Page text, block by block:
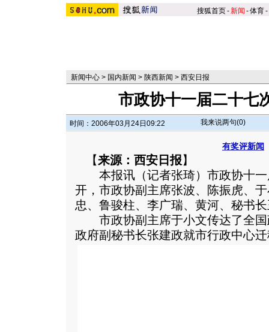
搜狐首页-新闻 -体育-
新闻中心 > 国内新闻 > 陕西新闻 > 西安日报
市政协十一届二十七
时间：2006年03月24日09:22 我来说两句(0)
有奖评新闻
【来源：西安日报】
本报讯（记者张琦）市政协十一
开，市政协副主席张波、陈振虎、
忠、鲁骏柱、李广瑞、黄河、秘书
市政协副主席于小文传达了全国
政府副秘书长张建政就市行政中心